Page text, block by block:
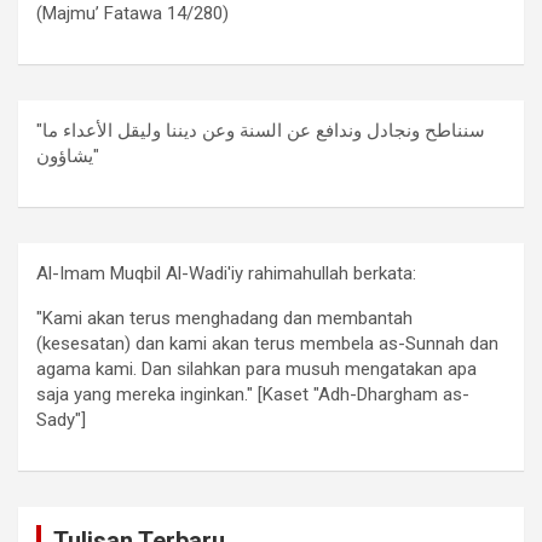
(Majmu’ Fatawa 14/280)
"سنناطح ونجادل وندافع عن السنة وعن ديننا وليقل الأعداء ما
يشاؤون"
Al-Imam Muqbil Al-Wadi'iy rahimahullah berkata:
"Kami akan terus menghadang dan membantah
(kesesatan) dan kami akan terus membela as-Sunnah dan
agama kami. Dan silahkan para musuh mengatakan apa
saja yang mereka inginkan." [Kaset "Adh-Dhargham as-
Sady"]